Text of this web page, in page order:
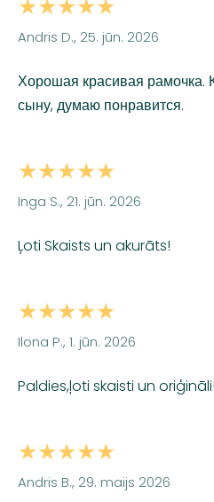
★★★★★
Andris D., 25. jūn. 2026
Хорошая красивая рамочка.
сыну, думаю понравится.
★★★★★
Inga S., 21. jūn. 2026
Ļoti Skaists un akurāts!
★★★★★
Ilona P., 1. jūn. 2026
Paldies,ļoti skaisti un oriģināli!
★★★★★
Andris B., 29. maijs 2026